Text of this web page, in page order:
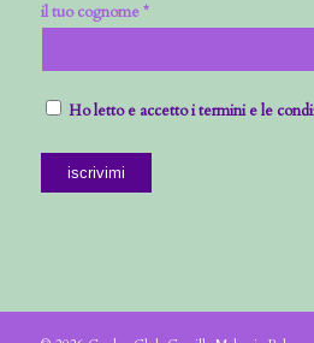
il tuo cognome *
Ho letto e accetto i termini e le